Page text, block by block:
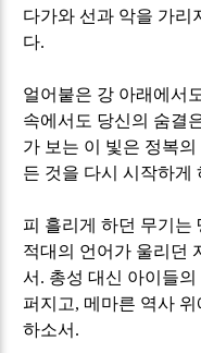
다가와 선과 악을 가리
다.
얼어붙은 강 아래에서
속에서도 당신의 숨결
가 보는 이 빛은 정복
든 것을 다시 시작하게
피 흘리게 하던 무기는
적대의 언어가 울리던
서 . 총성 대신 아이들
퍼지고, 메마른 역사
하소서 .